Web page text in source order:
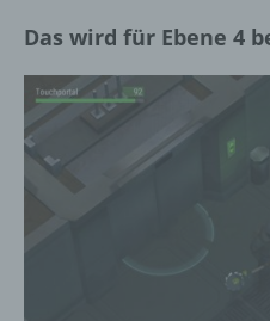
Das wird für Ebene 4